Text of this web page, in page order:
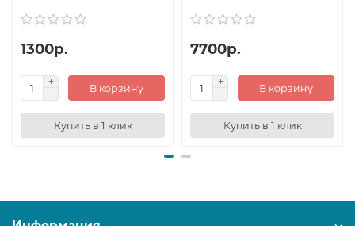
1300р.
В корзину
Купить в 1 клик
7700р.
В корзину
Купить в 1 клик